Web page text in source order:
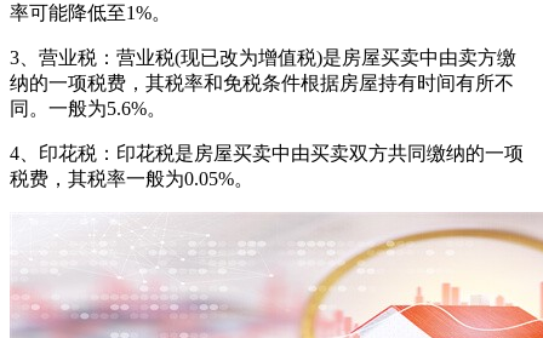
率可能降低至1%。
3、营业税：营业税(现已改为增值税)是房屋买卖中由卖方缴
纳的一项税费，其税率和免税条件根据房屋持有时间有所不
同。一般为5.6%。
4、印花税：印花税是房屋买卖中由买卖双方共同缴纳的一项
税费，其税率一般为0.05%。